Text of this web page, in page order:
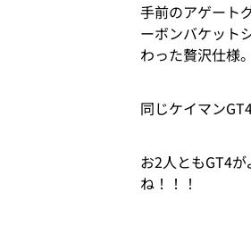
手前のアゲート
ーボンバケット
わった贅沢仕様。
同じケイマン
お2人ともGT4
ね！！！